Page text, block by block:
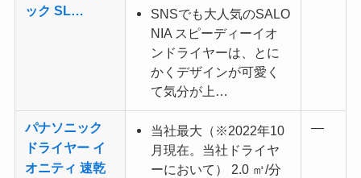
ック SL…
SNSでも大人気のSALO
NIA スピーディーイオ
ンドライヤーは、とに
かくデザインが可愛く
て気分が上…
パナソニック
ドライヤー イ
オニティ 速乾
当社最大（※2022年10
月現在。当社ドライヤ
ーにおいて） 2.0 ㎥/分
—